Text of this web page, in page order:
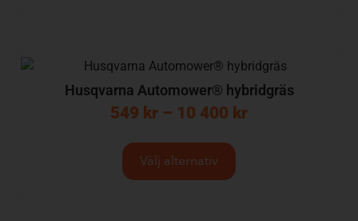
Husqvarna Automower® hybridgräs
549 kr – 10 400 kr
Välj alternativ